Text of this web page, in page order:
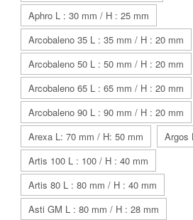
Aphro L : 30 mm / H : 25 mm
Arcobaleno 35 L : 35 mm / H : 20 mm
Arcobaleno 50 L : 50 mm / H : 20 mm
Arcobaleno 65 L : 65 mm / H : 20 mm
Arcobaleno 90 L : 90 mm / H : 20 mm
Arexa L: 70 mm / H: 50 mm
Argos
Artis 100 L : 100 / H : 40 mm
Artis 80 L : 80 mm / H : 40 mm
Asti GM L : 80 mm / H : 28 mm